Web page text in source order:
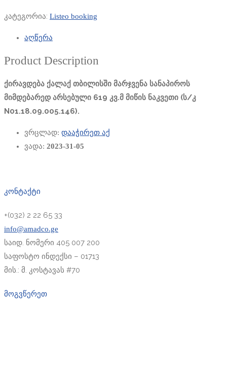
კატეგორია: Listeo booking
აღწერა
Product Description
ქირავდება ქალაქ თბილისში მარჯვენა სანაპიროს
მიმდებარედ არსებული 619 კვ.მ მიწის ნაკვეთი (ს/კ
N01.18.09.005.146).
ვრცლად: დააჭირეთ აქ
ვადა: 2023-31-05
კონტაქტი
+(032) 2 22 65 33
info@amadco.ge
საიდ. ნომერი 405 007 200
საფოსტო ინდექსი – 01713
მის.: მ. კოსტავას #70
მოგვწერეთ